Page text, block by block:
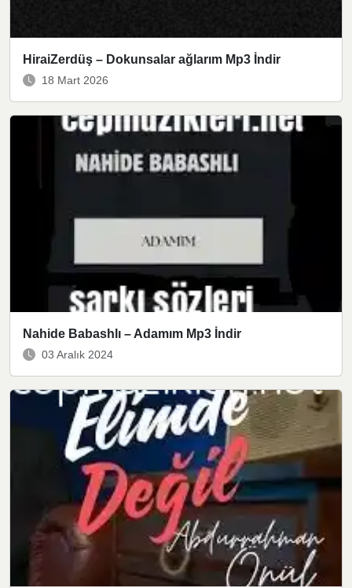
HiraiZerdüş – Dokunsalar ağlarım Mp3 İndir
18 Mart 2026
Nahide Babashlı – Adamım Mp3 İndir
03 Aralık 2024